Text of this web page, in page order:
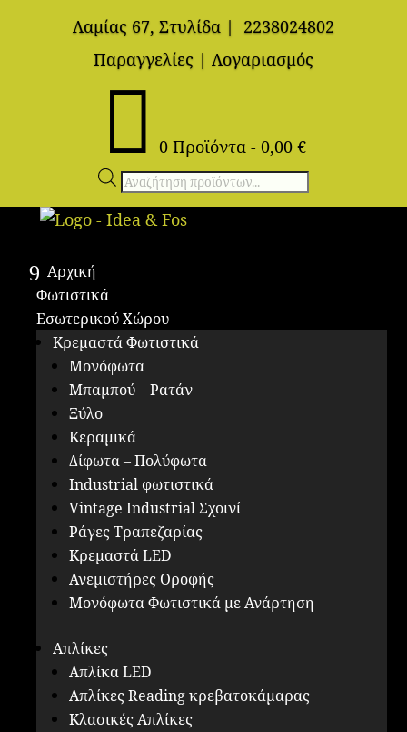
Λαμίας 67, Στυλίδα |
2238024802
Παραγγελίες | Λογαριασμός
 0 Προϊόντα - 0,00 €
Αναζήτηση
προϊόντων
Αρχική
Φωτιστικά
Εσωτερικού Χώρου
Κρεμαστά Φωτιστικά
Μονόφωτα
Μπαμπού – Ρατάν
Ξύλο
Κεραμικά
Δίφωτα – Πολύφωτα
Industrial φωτιστικά
Vintage Industrial Σχοινί
Ράγες Τραπεζαρίας
Κρεμαστά LED
Ανεμιστήρες Οροφής
Μονόφωτα Φωτιστικά με Ανάρτηση
Απλίκες
Απλίκα LED
Απλίκες Reading κρεβατοκάμαρας
Κλασικές Απλίκες